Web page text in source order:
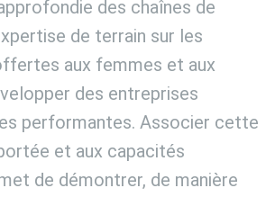
des chaînes de
de terrain sur les
aux femmes et aux
des entreprises
performantes. Associer cette
et aux capacités
de démontrer, de manière